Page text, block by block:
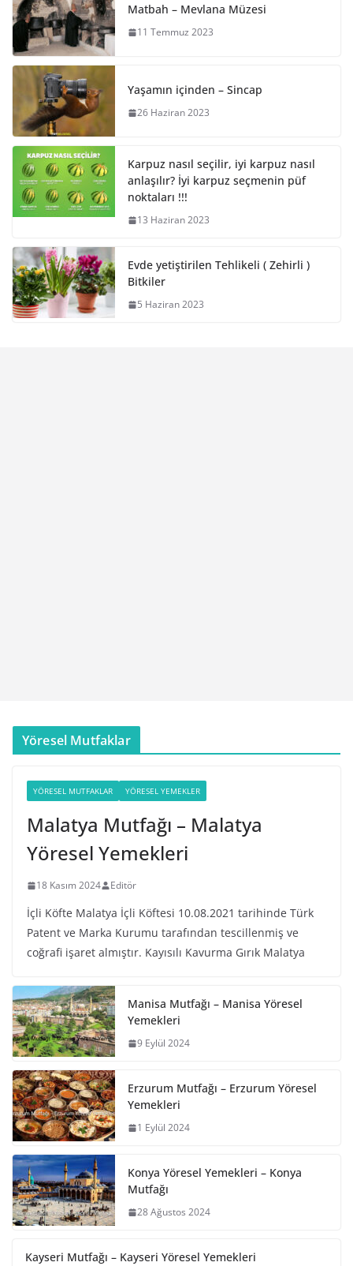
Matbah – Mevlana Müzesi
11 Temmuz 2023
Yaşamın içinden – Sincap
26 Haziran 2023
Karpuz nasıl seçilir, iyi karpuz nasıl
anlaşılır? İyi karpuz seçmenin püf
noktaları !!!
13 Haziran 2023
Evde yetiştirilen Tehlikeli ( Zehirli )
Bitkiler
5 Haziran 2023
Yöresel Mutfaklar
YÖRESEL MUTFAKLAR YÖRESEL YEMEKLER
Malatya Mutfağı – Malatya
Yöresel Yemekleri
18 Kasım 2024 Editör
İçli Köfte Malatya İçli Köftesi 10.08.2021 tarihinde Türk
Patent ve Marka Kurumu tarafından tescillenmiş ve
coğrafi işaret almıştır. Kayısılı Kavurma Gırık Malatya
Manisa Mutfağı – Manisa Yöresel
Yemekleri
9 Eylül 2024
Erzurum Mutfağı – Erzurum Yöresel
Yemekleri
1 Eylül 2024
Konya Yöresel Yemekleri – Konya
Mutfağı
28 Ağustos 2024
Kayseri Mutfağı – Kayseri Yöresel Yemekleri